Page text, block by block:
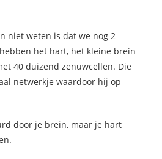
niet weten is dat we nog 2
het hart, het kleine brein
40 duizend zenuwcellen. Die
netwerkje waardoor hij op
door je brein, maar je hart